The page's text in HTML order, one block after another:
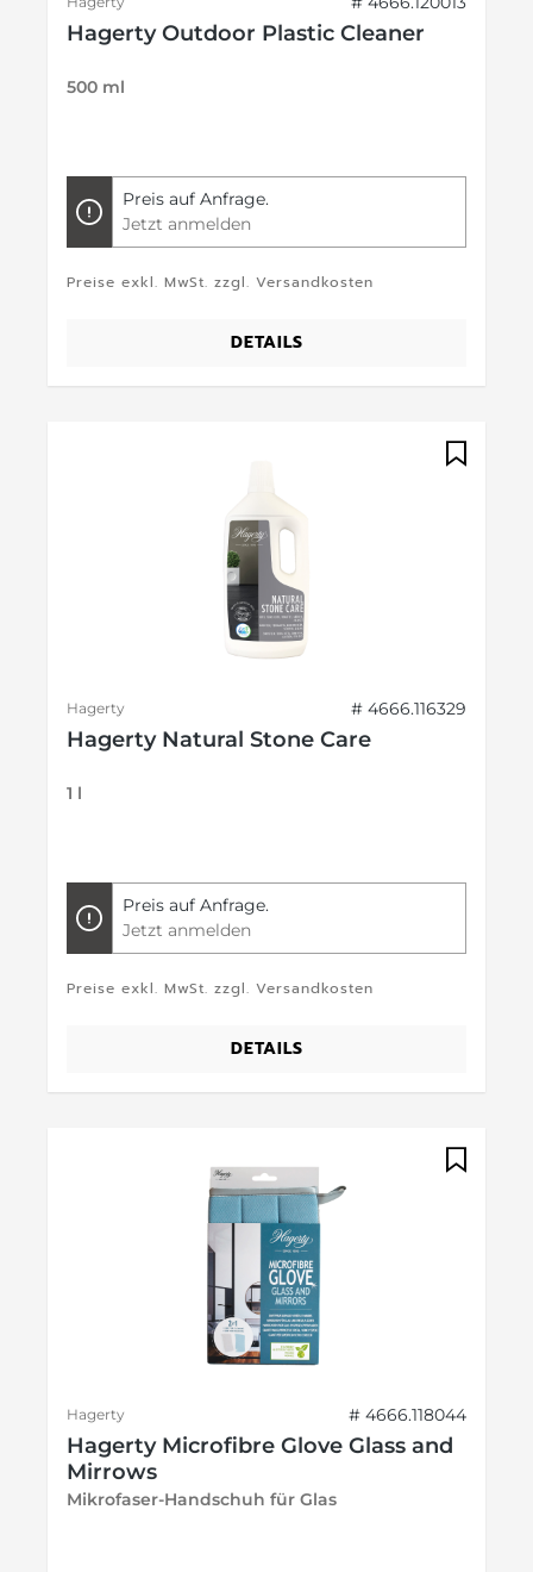
Hagerty Outdoor Plastic Cleaner
500 ml
Preis auf Anfrage.
Jetzt anmelden
Preise exkl. MwSt. zzgl. Versandkosten
DETAILS
Hagerty # 4666.116329
Hagerty Natural Stone Care
1 l
Preis auf Anfrage.
Jetzt anmelden
Preise exkl. MwSt. zzgl. Versandkosten
DETAILS
Hagerty # 4666.118044
Hagerty Microfibre Glove Glass and
Mirrows
Mikrofaser-Handschuh für Glas